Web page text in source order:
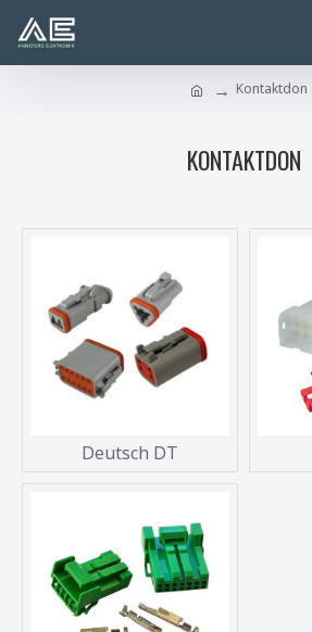
Kontaktdon
KONTAKTDON
Deutsch DT